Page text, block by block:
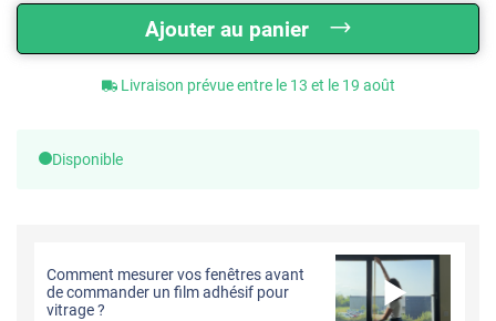
Ajouter au panier
Livraison prévue entre le 13 et le 19 août
Disponible
Comment mesurer vos fenêtres avant
de commander un film adhésif pour
vitrage ?